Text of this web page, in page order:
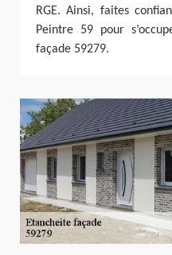
RGE. Ainsi, faites
Peintre 59 pour
façade 59279.